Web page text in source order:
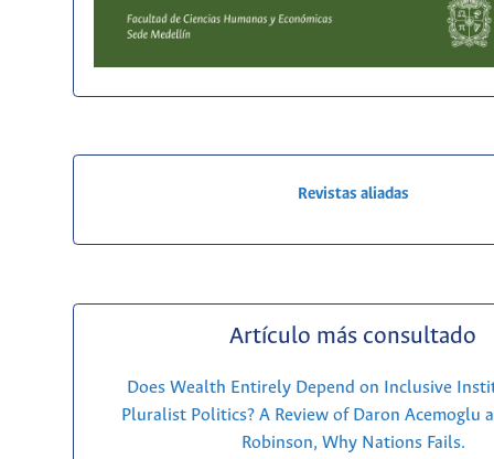
Revistas aliadas
Artículo más consultado
Does Wealth Entirely Depend on Inclusive
Pluralist Politics? A Review of Daron Acemoglu
Robinson, Why Nations Fails.